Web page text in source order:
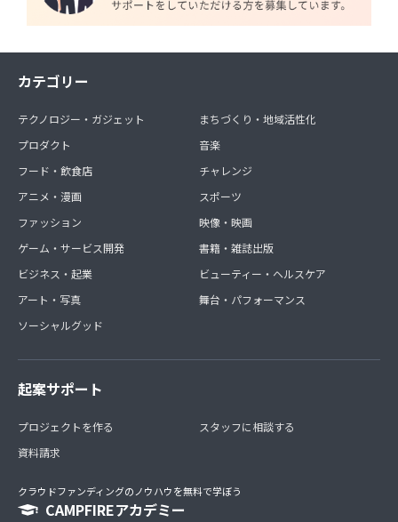
カテゴリー
テクノロジー・ガジェット
プロダクト
フード・飲食店
アニメ・漫画
ファッション
ゲーム・サービス開発
ビジネス・起業
アート・写真
ソーシャルグッド
まちづくり・地域活性化
音楽
チャレンジ
スポーツ
映像・映画
書籍・雑誌出版
ビューティー・ヘルスケア
舞台・パフォーマンス
起案サポート
プロジェクトを作る
資料請求
スタッフに相談する
クラウドファンディングのノウハウを無料で学ぼう
CAMPFIREアカデミー